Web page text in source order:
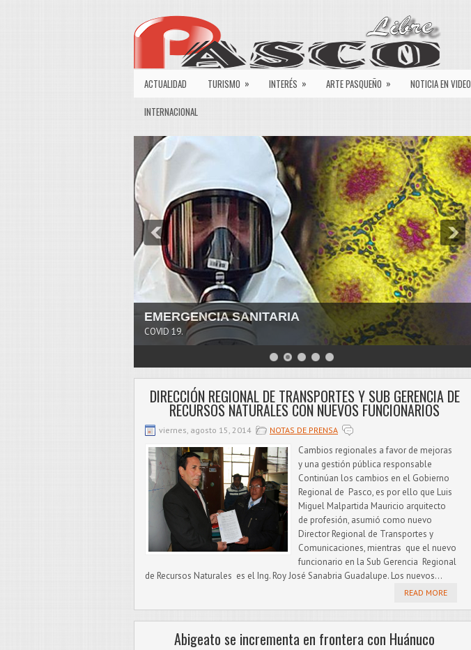
ACTUALIDAD TURISMO » INTERÉS » ARTE PASQUEÑO » NOTICIA EN VIDEO
INTERNACIONAL
EMERGENCIA SANITARIA
COVID 19.
DIRECCIÓN REGIONAL DE TRANSPORTES Y SUB GERENCIA DE
RECURSOS NATURALES CON NUEVOS FUNCIONARIOS
viernes, agosto 15, 2014 NOTAS DE PRENSA
Cambios regionales a favor de mejoras
y una gestión pública responsable
Continúan los cambios en el Gobierno
Regional de Pasco, es por ello que Luis
Miguel Malpartida Mauricio arquitecto
de profesión, asumió como nuevo
Director Regional de Transportes y
Comunicaciones, mientras que el nuevo
funcionario en la Sub Gerencia Regional
de Recursos Naturales es el Ing. Roy José Sanabria Guadalupe. Los nuevos...
READ MORE
Abigeato se incrementa en frontera con Huánuco